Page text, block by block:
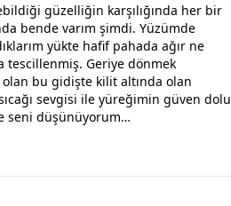
güzelliğin karşılığında her bir
bende varım şimdi. Yüzümde
yükte hafif pahada ağır ne
tescillenmiş. Geriye dönmek
olan bu gidişte kilit altında olan
sevgisi ile yüreğimin güven dolu
seni düşünüyorum…